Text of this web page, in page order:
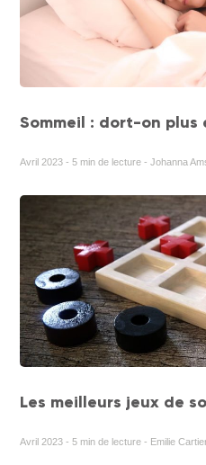
Sommeil : dort-on plus
Avril 2023 - 5 min de lecture - Johanna
Les meilleurs jeux de
Avril 2023 - 5 min de lecture - Emilie